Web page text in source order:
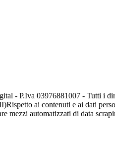
- P.Iva 03976881007 - Tutti i
Rispetto ai contenuti e ai dati
mezzi automatizzati di data